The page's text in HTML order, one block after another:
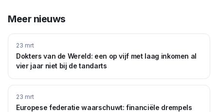
Meer nieuws
23 mrt
Dokters van de Wereld: een op vijf met laag inkomen al
vier jaar niet bij de tandarts
23 mrt
Europese federatie waarschuwt: financiële drempels